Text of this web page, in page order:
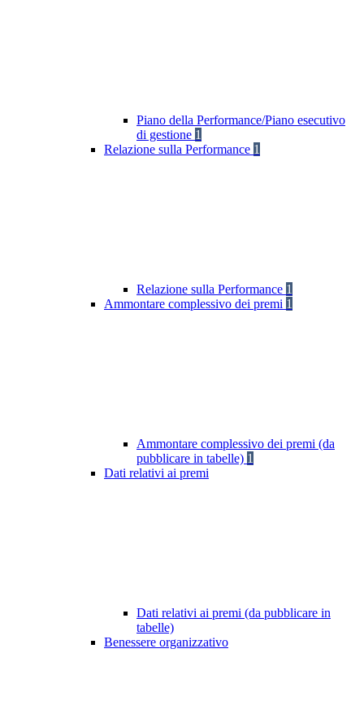
Piano della Performance/Piano esecutivo
di gestione 1
Relazione sulla Performance 1
Relazione sulla Performance 1
Ammontare complessivo dei premi 1
Ammontare complessivo dei premi (da
pubblicare in tabelle) 1
Dati relativi ai premi
Dati relativi ai premi (da pubblicare in
tabelle)
Benessere organizzativo